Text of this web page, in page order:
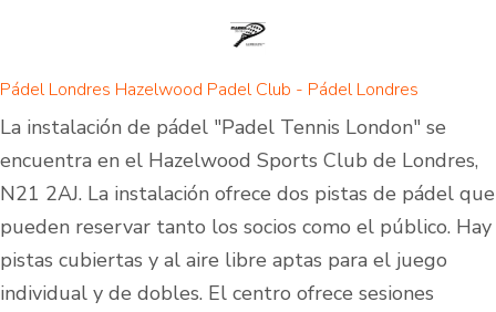
Pádel Londres Hazelwood Padel Club - Pádel Londres
La instalación de pádel "Padel Tennis London" se
encuentra en el Hazelwood Sports Club de Londres,
N21 2AJ. La instalación ofrece dos pistas de pádel que
pueden reservar tanto los socios como el público. Hay
pistas cubiertas y al aire libre aptas para el juego
individual y de dobles. El centro ofrece sesiones